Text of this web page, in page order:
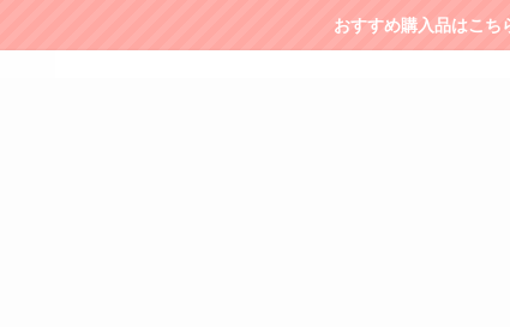
おすすめ購入品はこ